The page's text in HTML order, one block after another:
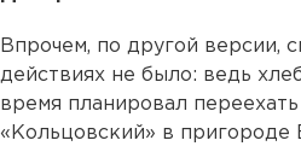
Впрочем, по другой версии,
действиях не было: ведь
время планировал
«Кольцовский» в пригороде